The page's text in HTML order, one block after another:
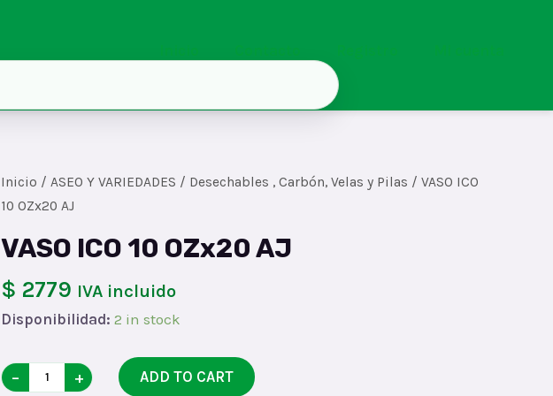
Inicio / ASEO Y VARIEDADES / Desechables , Carbón, Velas y Pilas / VASO ICO
10 OZx20 AJ
VASO ICO 10 OZx20 AJ
$ 2779 IVA incluido
Disponibilidad: 2 in stock
VASO
− + ADD TO CART